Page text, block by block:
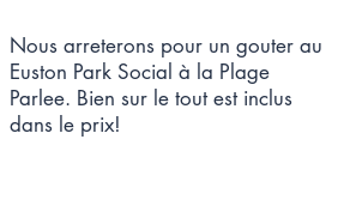
Nous arreterons pour un gouter au
Euston Park Social à la Plage
Parlee. Bien sur le tout est inclus
dans le prix!